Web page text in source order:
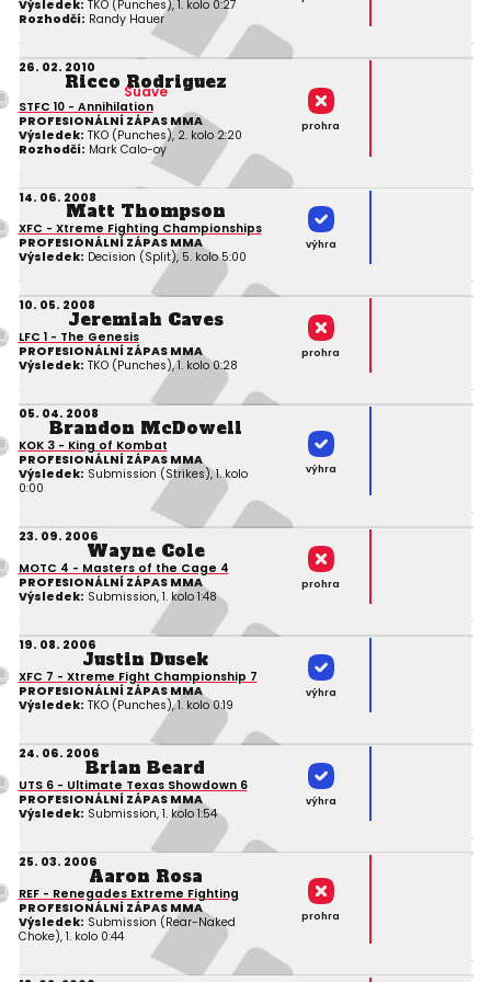
Výsledek: TKO (Punches), 1. kolo 0:27
Rozhodčí: Randy Hauer
26. 02. 2010
Ricco Rodriguez
Suave
STFC 10 - Annihilation
PROFESIONÁLNÍ ZÁPAS MMA
Výsledek: TKO (Punches), 2. kolo 2:20
Rozhodčí: Mark Calo-oy
prohra
14. 06. 2008
Matt Thompson
XFC - Xtreme Fighting Championships
PROFESIONÁLNÍ ZÁPAS MMA
Výsledek: Decision (Split), 5. kolo 5:00
výhra
10. 05. 2008
Jeremiah Caves
LFC 1 - The Genesis
PROFESIONÁLNÍ ZÁPAS MMA
Výsledek: TKO (Punches), 1. kolo 0:28
prohra
05. 04. 2008
Brandon McDowell
KOK 3 - King of Kombat
PROFESIONÁLNÍ ZÁPAS MMA
Výsledek: Submission (Strikes), 1. kolo
0:00
výhra
23. 09. 2006
Wayne Cole
MOTC 4 - Masters of the Cage 4
PROFESIONÁLNÍ ZÁPAS MMA
Výsledek: Submission, 1. kolo 1:48
prohra
19. 08. 2006
Justin Dusek
XFC 7 - Xtreme Fight Championship 7
PROFESIONÁLNÍ ZÁPAS MMA
Výsledek: TKO (Punches), 1. kolo 0:19
výhra
24. 06. 2006
Brian Beard
UTS 6 - Ultimate Texas Showdown 6
PROFESIONÁLNÍ ZÁPAS MMA
Výsledek: Submission, 1. kolo 1:54
výhra
25. 03. 2006
Aaron Rosa
REF - Renegades Extreme Fighting
PROFESIONÁLNÍ ZÁPAS MMA
Výsledek: Submission (Rear-Naked
Choke), 1. kolo 0:44
prohra